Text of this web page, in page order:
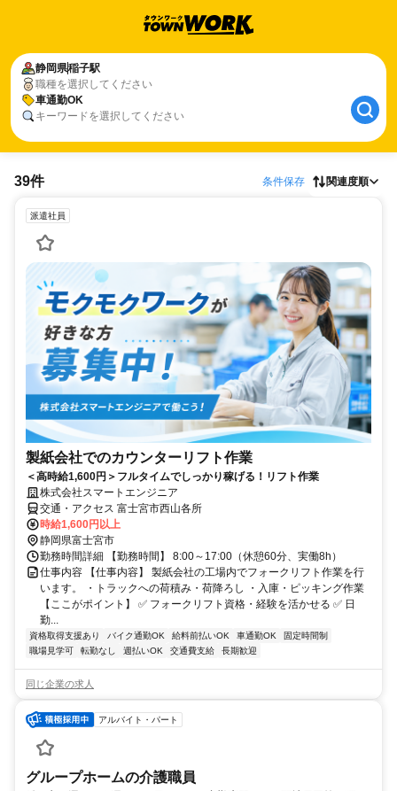
静岡県稲子駅
職種を選択してください
車通勤OK
キーワードを選択してください
39件 条件保存 関連度順
派遣社員
製紙会社でのカウンターリフト作業
＜高時給1,600円＞フルタイムでしっかり稼げる！リフト作業
株式会社スマートエンジニア
交通・アクセス 富士宮市西山各所
時給1,600円以上
静岡県富士宮市
勤務時間詳細 【勤務時間】 8:00～17:00（休憩60分、実働8h）
仕事内容 【仕事内容】 製紙会社の工場内でフォークリフト作業を行
います。 ・トラックへの荷積み・荷降ろし ・入庫・ピッキング作業
【ここがポイント】 ✅ フォークリフト資格・経験を活かせる ✅ 日
勤...
資格取得支援あり バイク通勤OK 給料前払いOK 車通勤OK
固定時間制
職場見学可
転勤なし 週払いOK 交通費支給 長期歓迎
同じ企業の求人
アルバイト・パート
グループホームの介護職員